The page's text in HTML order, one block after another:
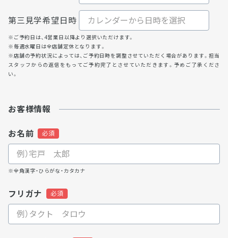
第三見学希望日時
※ご予約日は、4営業日以降より選択いただけます。
※毎週水曜日は全店舗定休となります。
※店舗の予約状況によっては、ご予約日時を調整させていただく場合があります。担当
スタッフからの返信をもってご予約完了とさせていただきます。予めご了承くださ
い。
お客様情報
お名前
※全角漢字・ひらがな・カタカナ
フリガナ